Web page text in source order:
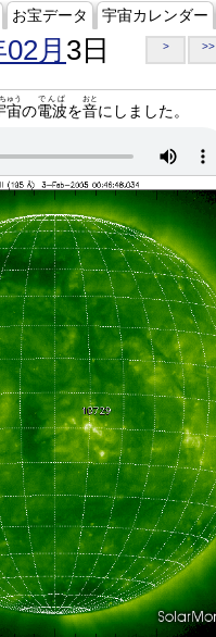
お宝データ 宇宙カレンダー
月 3日 > >>
宙
ゅう
の電波
でんぱ
を音
おと
にしました。